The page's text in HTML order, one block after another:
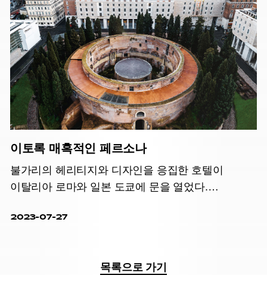
이토록 매혹적인 페르소나
불가리의 헤리티지와 디자인을 응집한 호텔이
이탈리아 로마와 일본 도쿄에 문을 열었다.
아름다움을 십분 경험할 수 있다.
2023-07-27
목록으로 가기